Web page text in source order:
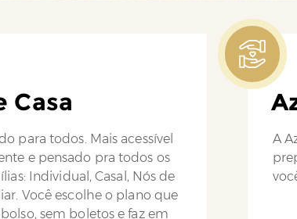
Casa
para todos. Mais acessível
e pensado pra todos os
Individual, Casal, Nós de
Você escolhe o plano que
sem boletos e faz em
A